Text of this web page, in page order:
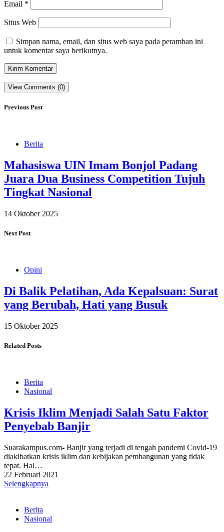
Email *
Situs Web
Simpan nama, email, dan situs web saya pada peramban ini
untuk komentar saya berikutnya.
View Comments (0)
Previous Post
Berita
Mahasiswa UIN Imam Bonjol Padang
Juara Dua Business Competition Tujuh
Tingkat Nasional
14 Oktober 2025
Next Post
Opini
Di Balik Pelatihan, Ada Kepalsuan: Surat
yang Berubah, Hati yang Busuk
15 Oktober 2025
Related Posts
Berita
Nasional
Krisis Iklim Menjadi Salah Satu Faktor
Penyebab Banjir
Suarakampus.com- Banjir yang terjadi di tengah pandemi Covid-19
diakibatkan krisis iklim dan kebijakan pembangunan yang tidak
tepat. Hal…
22 Februari 2021
Selengkapnya
Berita
Nasional